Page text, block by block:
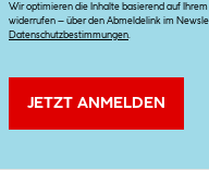
Wir optimieren die Inhalte basierend auf
widerrufen – über den Abmeldelink im
Datenschutzbestimmungen
JETZT ANMELDEN